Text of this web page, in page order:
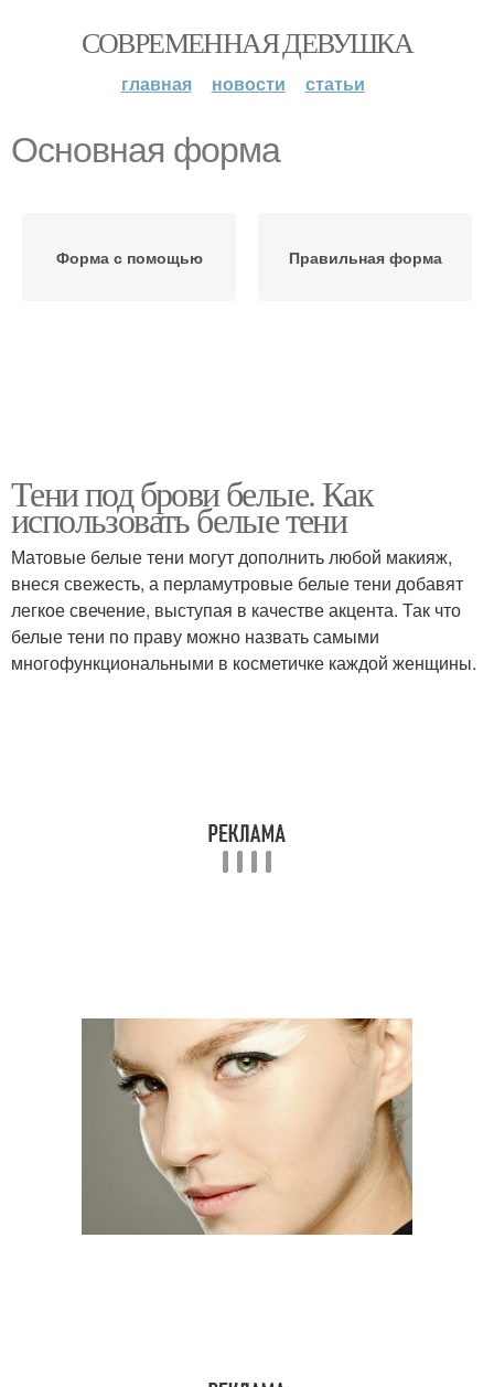
СОВРЕМЕННАЯ ДЕВУШКА
главная новости статьи
Основная форма
Форма с помощью Правильная форма
Тени под брови белые. Как
использовать белые тени
Матовые белые тени могут дополнить любой макияж,
внеся свежесть, а перламутровые белые тени добавят
легкое свечение, выступая в качестве акцента. Так что
белые тени по праву можно назвать самыми
многофункциональными в косметичке каждой женщины.